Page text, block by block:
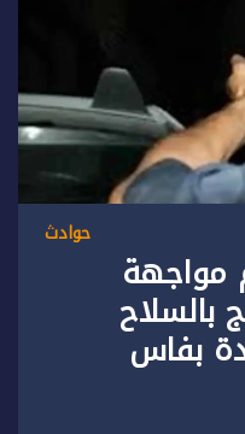
حوادث
مواجهة
بفاس